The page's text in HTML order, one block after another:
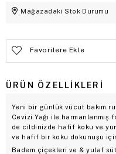
Mağazadaki Stok Durumu
Favorilere Ekle
ÜRÜN ÖZELLIKLERI
Yeni bir günlük vücut bakım
Cevizi Yağı ile
de cildinizde hafif koku ve
ve hafif bir koku dokunuşu için
Badem çiçekleri ve & yulaf